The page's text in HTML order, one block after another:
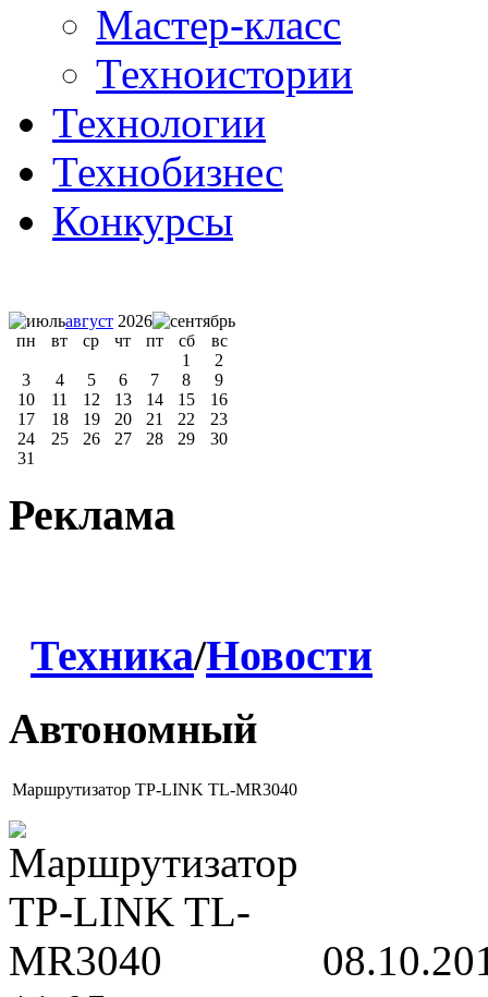
Мастер-класс
Техноистории
Технологии
Технобизнес
Конкурсы
август 2026
пн
вт ср чт пт сб
вс
1
2
3
4 5 6 7 8
9
10
11 12 13 14 15
16
17
18 19 20 21 22
23
24
25 26 27 28 29
30
31
Реклама
Техника/Новости
Автономный
Маршрутизатор TP-LINK TL-MR3040